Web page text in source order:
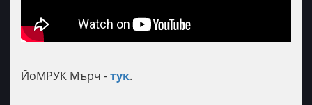
ЙоМРУК Мърч -тук.